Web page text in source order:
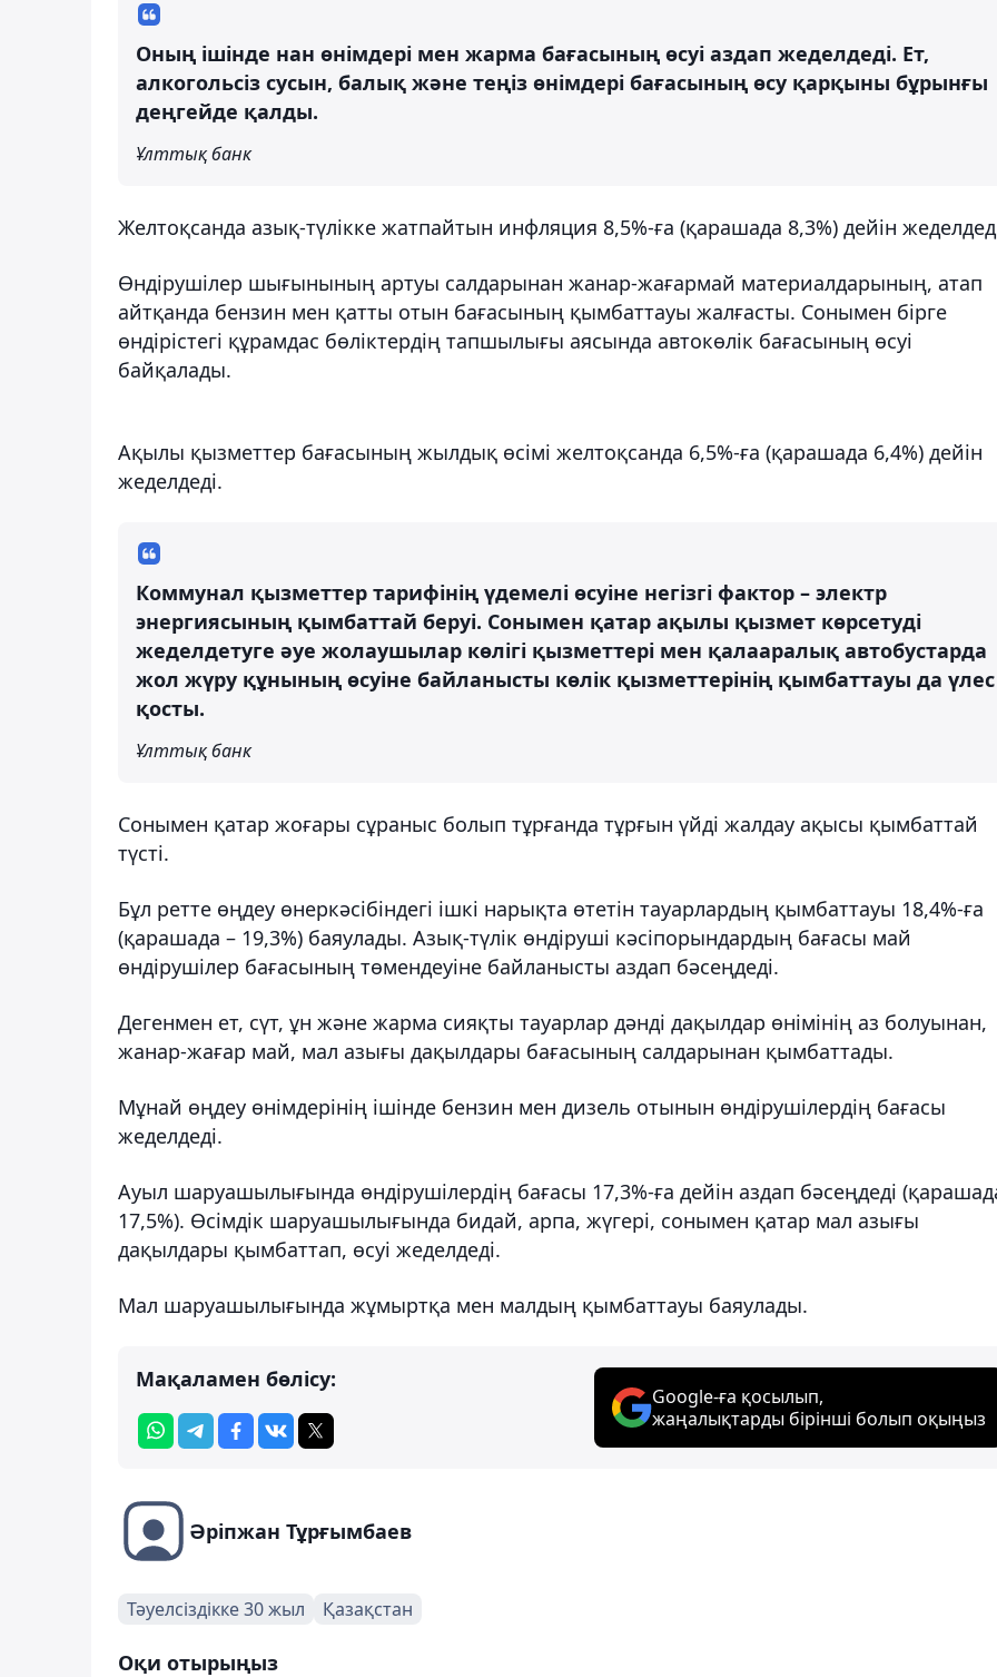
Оның ішінде нан өнімдері мен жарма бағасының өсуі аздап жеделдеді. Ет,
алкогольсіз сусын, балық және теңіз өнімдері бағасының өсу қарқыны бұрынғы
деңгейде қалды.
Ұлттық банк
Желтоқсанда азық-түлікке жатпайтын инфляция 8,5%-ға (қарашада 8,3%) дейін
Өндірушілер шығынының артуы салдарынан жанар-жағармай материалдарының, атап
айтқанда бензин мен қатты отын бағасының қымбаттауы жалғасты. Сонымен бірге
өндірістегі құрамдас бөліктердің тапшылығы аясында автокөлік бағасының өсуі
байқалады.
Ақылы қызметтер бағасының жылдық өсімі желтоқсанда 6,5%-ға (қарашада 6,4%) дейін
жеделдеді.
Коммунал қызметтер тарифінің үдемелі өсуіне негізгі фактор – электр
энергиясының қымбаттай беруі. Сонымен қатар ақылы қызмет көрсетуді
жеделдетуге әуе жолаушылар көлігі қызметтері мен қалааралық автобустарда
жол жүру құнының өсуіне байланысты көлік қызметтерінің қымбаттауы да үлес
қосты.
Ұлттық банк
Сонымен қатар жоғары сұраныс болып тұрғанда тұрғын үйді жалдау ақысы қымбаттай
түсті.
Бұл ретте өңдеу өнеркәсібіндегі ішкі нарықта өтетін тауарлардың қымбаттауы 18,4%-ға
(қарашада – 19,3%) баяулады. Азық-түлік өндіруші кәсіпорындардың бағасы май
өндірушілер бағасының төмендеуіне байланысты аздап бәсеңдеді.
Дегенмен ет, сүт, ұн және жарма сияқты тауарлар дәнді дақылдар өнімінің аз болуынан,
жанар-жағар май, мал азығы дақылдары бағасының салдарынан қымбаттады.
Мұнай өңдеу өнімдерінің ішінде бензин мен дизель отынын өндірушілердің бағасы
жеделдеді.
Ауыл шаруашылығында өндірушілердің бағасы 17,3%-ға дейін аздап бәсеңдеді
17,5%). Өсімдік шаруашылығында бидай, арпа, жүгері, сонымен қатар мал азығы
дақылдары қымбаттап, өсуі жеделдеді.
Мал шаруашылығында жұмыртқа мен малдың қымбаттауы баяулады.
Мақаламен бөлісу:
Google-ға қосылып,
жаңалықтарды бірінші болып оқыңыз
Әріпжан Тұрғымбаев
Тәуелсіздікке 30 жыл Қазақстан
Оқи отырыңыз